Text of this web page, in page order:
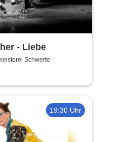
- Liebe
Schwerte
19:30 Uhr